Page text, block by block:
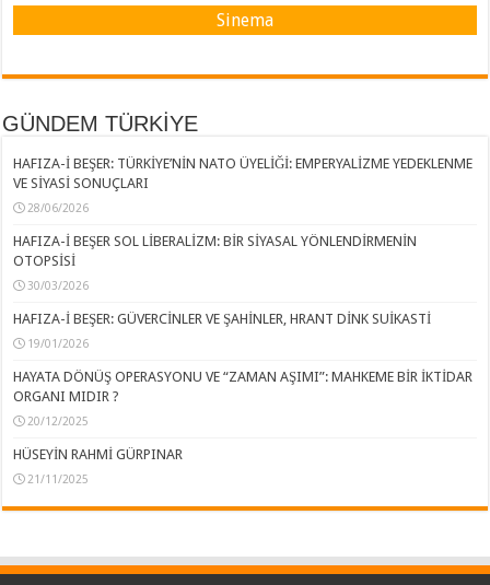
Sinema
GÜNDEM TÜRKİYE
HAFIZA-İ BEŞER: TÜRKİYE’NİN NATO ÜYELİĞİ: EMPERYALİZME YEDEKLENME
VE SİYASİ SONUÇLARI
28/06/2026
HAFIZA-İ BEŞER SOL LİBERALİZM: BİR SİYASAL YÖNLENDİRMENİN
OTOPSİSİ
30/03/2026
HAFIZA-İ BEŞER: GÜVERCİNLER VE ŞAHİNLER, HRANT DİNK SUİKASTİ
19/01/2026
HAYATA DÖNÜŞ OPERASYONU VE “ZAMAN AŞIMI”: MAHKEME BİR İKTİDAR
ORGANI MIDIR ?
20/12/2025
HÜSEYİN RAHMİ GÜRPINAR
21/11/2025